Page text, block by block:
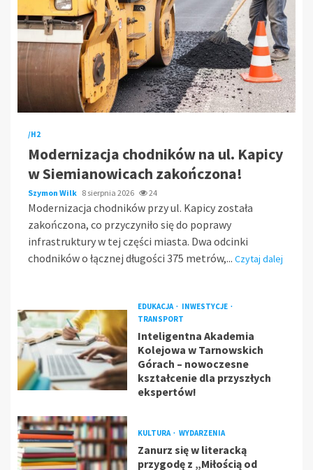
/H2
Modernizacja chodników na ul. Kapicy
w Siemianowicach zakończona!
Szymon Wilk 8 sierpnia 2026 24
Modernizacja chodników przy ul. Kapicy została
zakończona, co przyczyniło się do poprawy
infrastruktury w tej części miasta. Dwa odcinki
chodników o łącznej długości 375 metrów,... Czytaj dalej
EDUKACJA
INWESTYCJE
TRANSPORT
Inteligentna Akademia
Kolejowa w Tarnowskich
Górach – nowoczesne
kształcenie dla przyszłych
ekspertów!
KULTURA WYDARZENIA
Zanurz się w literacką
przygodę z „Miłością od